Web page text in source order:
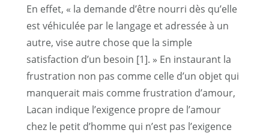
En effet, « la demande d’être nourri dès qu’elle
est véhiculée par le langage et adressée à un
autre, vise autre chose que la simple
satisfaction d’un besoin [1]. » En instaurant la
frustration non pas comme celle d’un objet qui
manquerait mais comme frustration d’amour,
Lacan indique l’exigence propre de l’amour
chez le petit d’homme qui n’est pas l’exigence